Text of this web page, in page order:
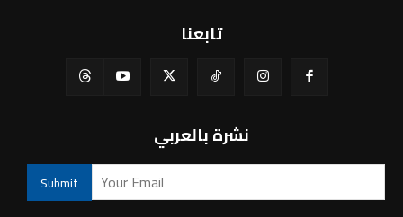
تابعنا
نشرة بالعربي